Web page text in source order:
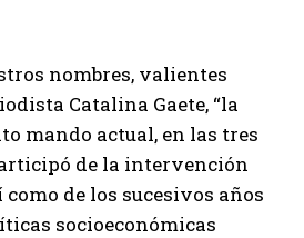
nombres, valientes
Catalina Gaete, “la
mando actual, en las tres
de la intervención
de los sucesivos años
socioeconómicas